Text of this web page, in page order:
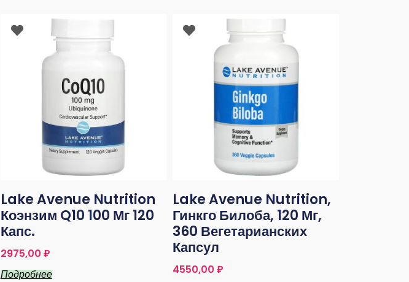
Lake Avenue Nutrition
Коэнзим Q10 100 Мг 120
Капс.
2975,00 ₽
Подробнее
Lake Avenue Nutrition,
Гинкго Билоба, 120 Мг,
360 Вегетарианских
Капсул
4550,00₽